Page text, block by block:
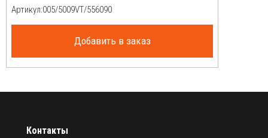
Артикул:
Добавить в заказ
Контакты